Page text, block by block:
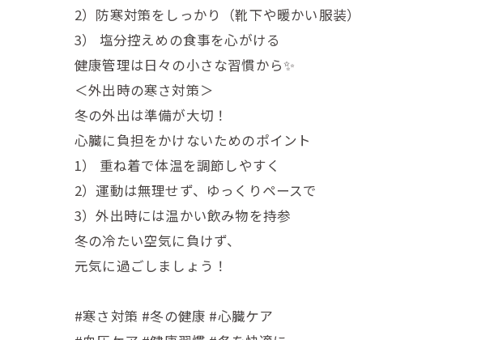
2）防寒対策をしっかり（靴下や暖かい服装）
3） 塩分控えめの食事を心がける
健康管理は日々の小さな習慣から✨
＜外出時の寒さ対策＞
冬の外出は準備が大切！
心臓に負担をかけないためのポイント
1） 重ね着で体温を調節しやすく
2）運動は無理せず、ゆっくりペースで
3）外出時には温かい飲み物を持参
冬の冷たい空気に負けず、
元気に過ごしましょう！
#寒さ対策 #冬の健康 #心臓ケア